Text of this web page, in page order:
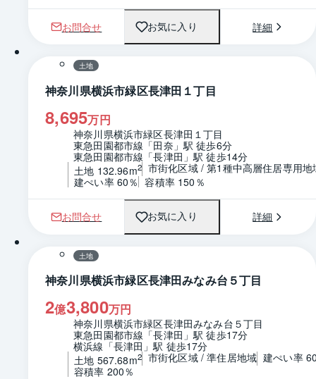
お問合せ お気に入り 詳細
1 / 0 区画図
土地
神奈川県横浜市緑区長津田１丁目
8,695万円
神奈川県横浜市緑区長津田１丁目
東急田園都市線「田奈」駅 徒歩6分
東急田園都市線「長津田」駅 徒歩14分
土地 132.96m2 市街化区域 / 第1種中高層住居専用地
建ぺい率 60％ 容積率 150％
お問合せ お気に入り 詳細
1 / 0 区画図
土地
神奈川県横浜市緑区長津田みなみ台５丁目
2億3,800万円
神奈川県横浜市緑区長津田みなみ台５丁目
東急田園都市線「長津田」駅 徒歩17分
横浜線「長津田」駅 徒歩17分
土地 567.68m2 市街化区域 / 準住居地域 建ぺい率
容積率 200％